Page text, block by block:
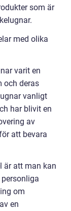
som är
med olika
varit en
och deras
vanligt
har blivit en
av
att bevara
är att man kan
om
en